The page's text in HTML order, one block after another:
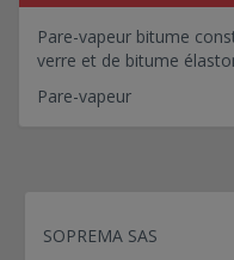
PVC C10 BIS
Pare-vapeur bitume
verre et de bitume
Pare-vapeur
SOPREMA SAS